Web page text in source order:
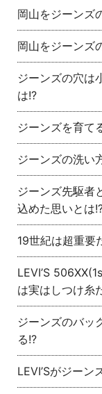
岡山をジーンズ
岡山をジーンズ
ジーンズの穴は
は!?
ジーンズを育て
ジーンズの洗い
ジーンズ先駆者
込めた思いとは
19世紀は超重要
LEVI’S
は実はしつけ糸
ジーンズのバッ
る!?
LEVI’Sがジー